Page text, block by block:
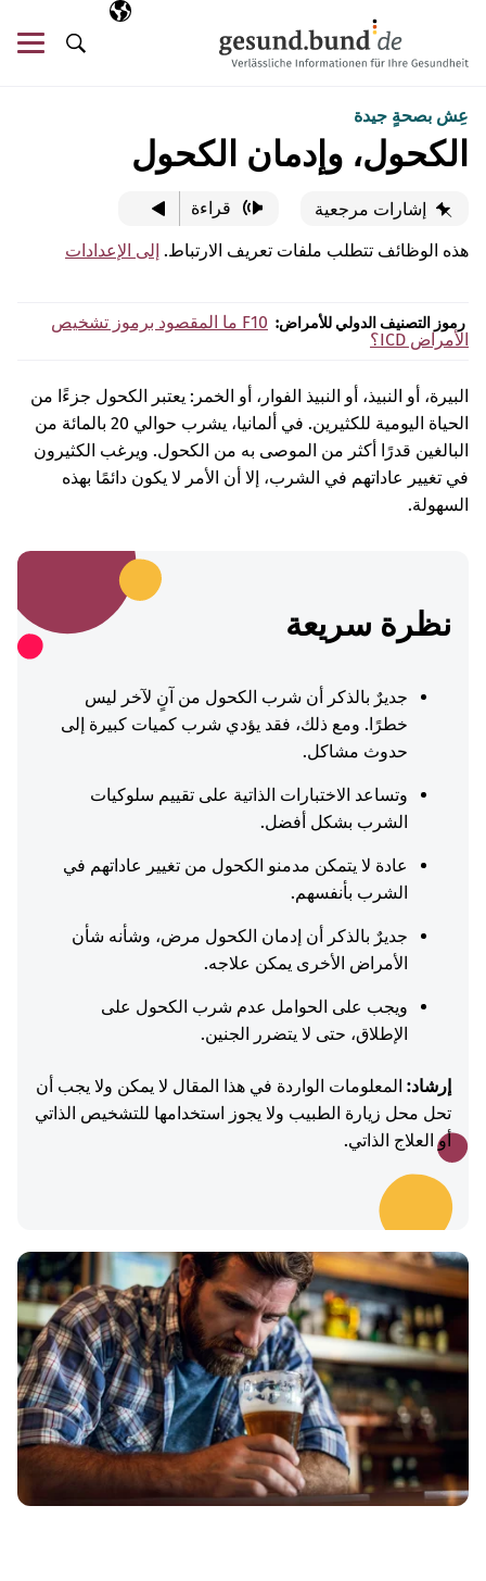
اللغة المختارة
AR
البحث
عِش بصحةٍ جيدة
الكحول، وإدمان الكحول
إشارات مرجعية قراءة
هذه الوظائف تتطلب ملفات تعريف الارتباط. إلى الإعدادات
رموز التصنيف الدولي للأمراض: F10 ما المقصود برموز تشخيص
الأمراض ICD؟
البيرة، أو النبيذ، أو النبيذ الفوار، أو الخمر: يعتبر الكحول جزءًا من
الحياة اليومية للكثيرين. في ألمانيا، يشرب حوالي 20 بالمائة من
البالغين قدرًا أكثر من الموصى به من الكحول. ويرغب الكثيرون
في تغيير عاداتهم في الشرب، إلا أن الأمر لا يكون دائمًا بهذه
السهولة.
نظرة سريعة
جديرٌ بالذكر أن شرب الكحول من آنٍ لآخر ليس
خطرًا. ومع ذلك، فقد يؤدي شرب كميات كبيرة إلى
حدوث مشاكل.
وتساعد الاختبارات الذاتية على تقييم سلوكيات
الشرب بشكل أفضل.
عادة لا يتمكن مدمنو الكحول من تغيير عاداتهم في
الشرب بأنفسهم.
جديرٌ بالذكر أن إدمان الكحول مرض، وشأنه شأن
الأمراض الأخرى يمكن علاجه.
ويجب على الحوامل عدم شرب الكحول على
الإطلاق، حتى لا يتضرر الجنين.
إرشاد: المعلومات الواردة في هذا المقال لا يمكن ولا يجب أن
تحل محل زيارة الطبيب ولا يجوز استخدامها للتشخيص الذاتي
أو العلاج الذاتي.